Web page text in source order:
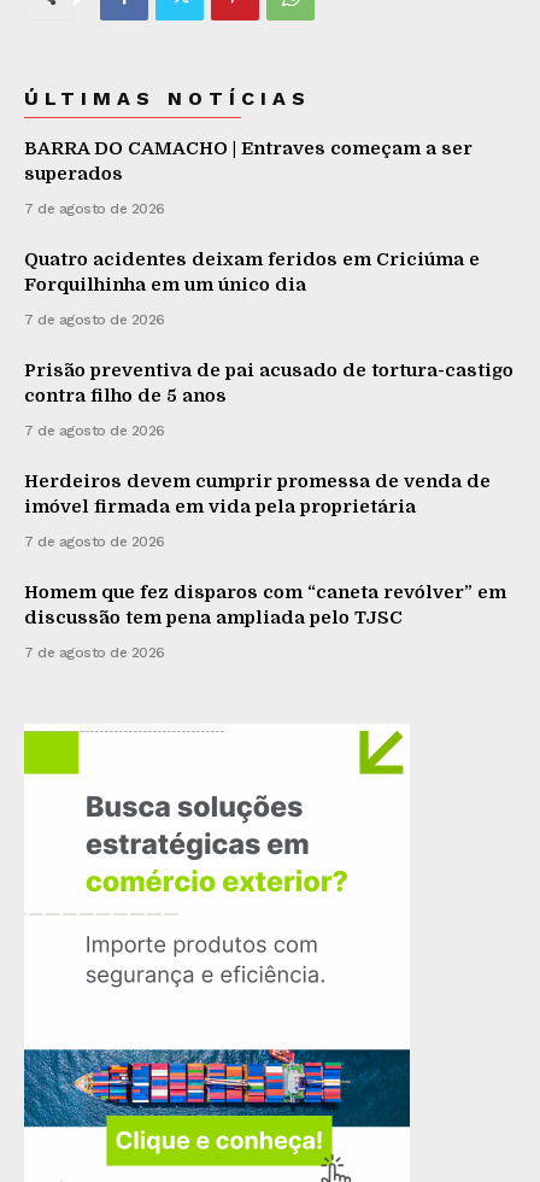
ÚLTIMAS NOTÍCIAS
BARRA DO CAMACHO | Entraves começam a ser
superados
7 de agosto de 2026
Quatro acidentes deixam feridos em Criciúma e
Forquilhinha em um único dia
7 de agosto de 2026
Prisão preventiva de pai acusado de tortura-castigo
contra filho de 5 anos
7 de agosto de 2026
Herdeiros devem cumprir promessa de venda de
imóvel firmada em vida pela proprietária
7 de agosto de 2026
Homem que fez disparos com “caneta revólver” em
discussão tem pena ampliada pelo TJSC
7 de agosto de 2026